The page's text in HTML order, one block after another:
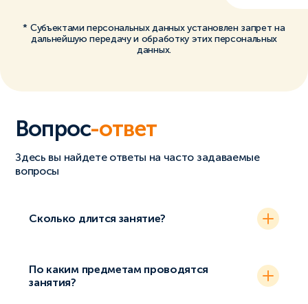
* Субъектами персональных данных установлен запрет на
дальнейшую передачу и обработку этих персональных
данных.
Вопрос-ответ
Здесь вы найдете ответы на часто задаваемые
вопросы
Сколько длится занятие?
По каким предметам проводятся
занятия?